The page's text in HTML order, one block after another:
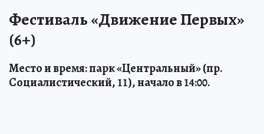
Фестиваль «Движение Первых»
(6+)
Место и время: парк «Центральный» (пр.
Социалистический, 11), начало в 14:00.